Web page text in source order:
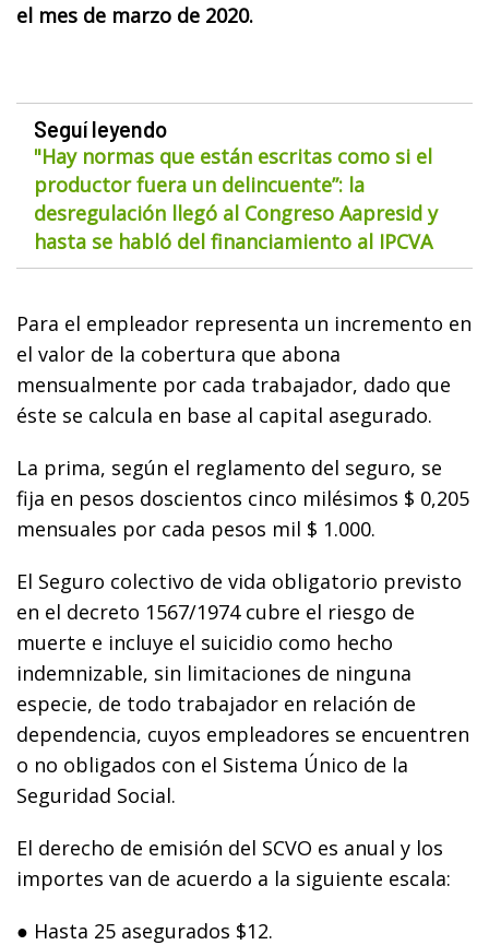
el mes de marzo de 2020.
Seguí leyendo
"Hay normas que están escritas como si el
productor fuera un delincuente”: la
desregulación llegó al Congreso Aapresid y
hasta se habló del financiamiento al IPCVA
Para el empleador representa un incremento en
el valor de la cobertura que abona
mensualmente por cada trabajador, dado que
éste se calcula en base al capital asegurado.
La prima, según el reglamento del seguro, se
fija en pesos doscientos cinco milésimos $ 0,205
mensuales por cada pesos mil $ 1.000.
El Seguro colectivo de vida obligatorio previsto
en el decreto 1567/1974 cubre el riesgo de
muerte e incluye el suicidio como hecho
indemnizable, sin limitaciones de ninguna
especie, de todo trabajador en relación de
dependencia, cuyos empleadores se encuentren
o no obligados con el Sistema Único de la
Seguridad Social.
El derecho de emisión del SCVO es anual y los
importes van de acuerdo a la siguiente escala:
● Hasta 25 asegurados $12.